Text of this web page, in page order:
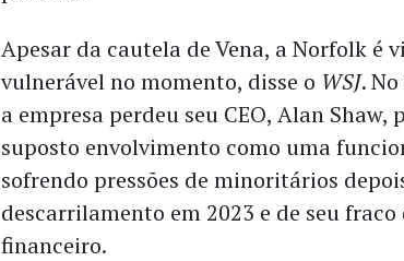
Apesar da cautela de Vena, a Norfolk é
vulnerável no momento, disse o WSJ.
a empresa perdeu seu CEO, Alan Shaw,
suposto envolvimento como uma
sofrendo pressões de minoritários
descarrilamento em 2023 e de seu fraco
financeiro.